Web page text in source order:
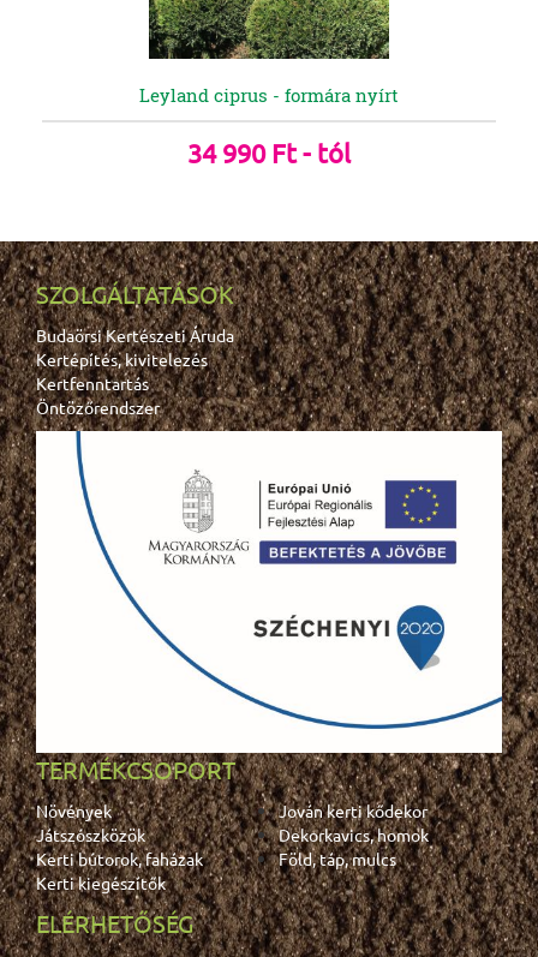
Leyland ciprus - formára nyírt
34 990 Ft - tól
SZOLGÁLTATÁSOK
Budaörsi Kertészeti Áruda
Kertépítés, kivitelezés
Kertfenntartás
Öntözőrendszer
TERMÉKCSOPORT
Növények
Jován kerti kődekor
Játszószközök
Dekorkavics, homok
Kerti bútorok, faházak
Föld, táp, mulcs
Kerti kiegészítők
ELÉRHETŐSÉG